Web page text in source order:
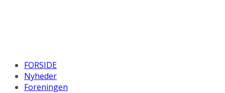
FORSIDE
Nyheder
Foreningen